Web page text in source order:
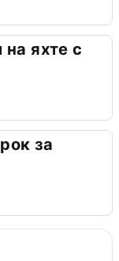
яхте с
за